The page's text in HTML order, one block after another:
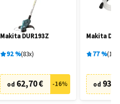
Makita DUR193Z
92% 83x
od 62,70 € -16%
Makita
77% 19
od